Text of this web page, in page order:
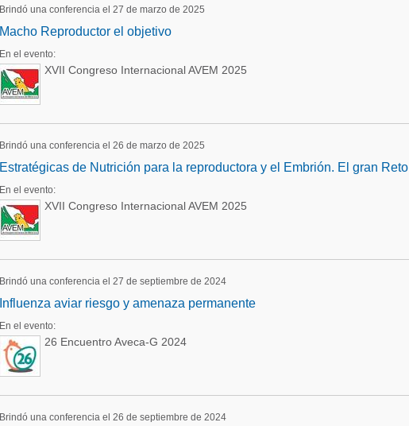
Brindó una conferencia el 27 de marzo de 2025
Macho Reproductor el objetivo
En el evento:
XVII Congreso Internacional AVEM 2025
Brindó una conferencia el 26 de marzo de 2025
Estratégicas de Nutrición para la reproductora y el Embrión. El gran Reto
En el evento:
XVII Congreso Internacional AVEM 2025
Brindó una conferencia el 27 de septiembre de 2024
Influenza aviar riesgo y amenaza permanente
En el evento:
26 Encuentro Aveca-G 2024
Brindó una conferencia el 26 de septiembre de 2024